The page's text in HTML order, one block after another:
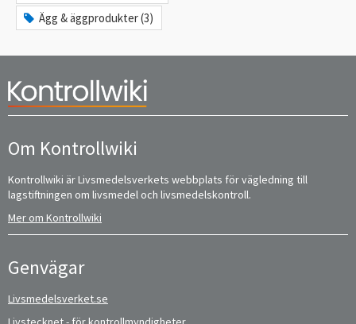
Ägg & äggprodukter (3)
Om Kontrollwiki
Kontrollwiki är Livsmedelsverkets webbplats för vägledning till
lagstiftningen om livsmedel och livsmedelskontroll.
Mer om Kontrollwiki
Genvägar
Livsmedelsverket.se